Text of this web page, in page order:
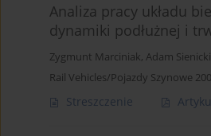
Analiza pracy układu
dynamiki podłużnej i
Zygmunt Marciniak, Adam Sienicki
Rail Vehicles/Pojazdy Szynowe
Streszczenie